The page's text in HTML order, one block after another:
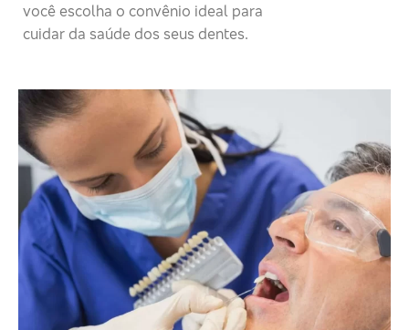
você escolha o convênio ideal para
cuidar da saúde dos seus dentes.